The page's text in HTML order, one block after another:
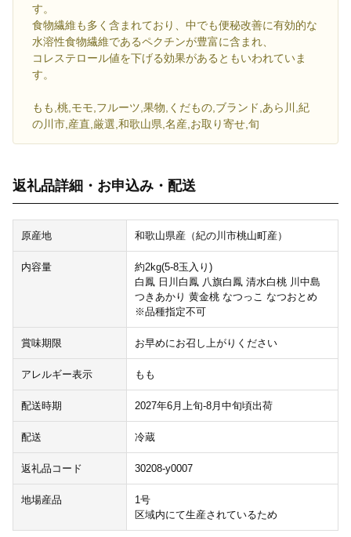
す。
食物繊維も多く含まれており、中でも便秘改善に有効的な
水溶性食物繊維であるペクチンが豊富に含まれ、
コレステロール値を下げる効果があるともいわれていま
す。
もも,桃,モモ,フルーツ,果物,くだもの,ブランド,あら川,紀
の川市,産直,厳選,和歌山県,名産,お取り寄せ,旬
返礼品詳細・お申込み・配送
原産地 和歌山県産（紀の川市桃山町産）
内容量
約2kg(5-8玉入り)
白鳳 日川白鳳 八旗白鳳 清水白桃 川中島
つきあかり 黄金桃 なつっこ なつおとめ
※品種指定不可
賞味期限 お早めにお召し上がりください
アレルギー表示 もも
配送時期 2027年6月上旬-8月中旬頃出荷
配送 冷蔵
返礼品コード 30208-y0007
地場産品
1号
区域内にて生産されているため